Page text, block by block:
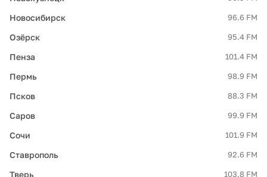
Новосибирск 96.6 FM
Озёрск 95.4 FM
Пенза 101.4 FM
Пермь 98.9 FM
Псков 88.3 FM
Саров 99.9 FM
Сочи 101.9 FM
Ставрополь 92.6 FM
Тверь 103.8 FM